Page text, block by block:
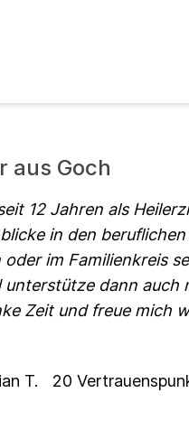
aus Goch
12 Jahren als
in den
oder im Familienkreis
unterstütze dann auch
Zeit und freue mich
T. 20